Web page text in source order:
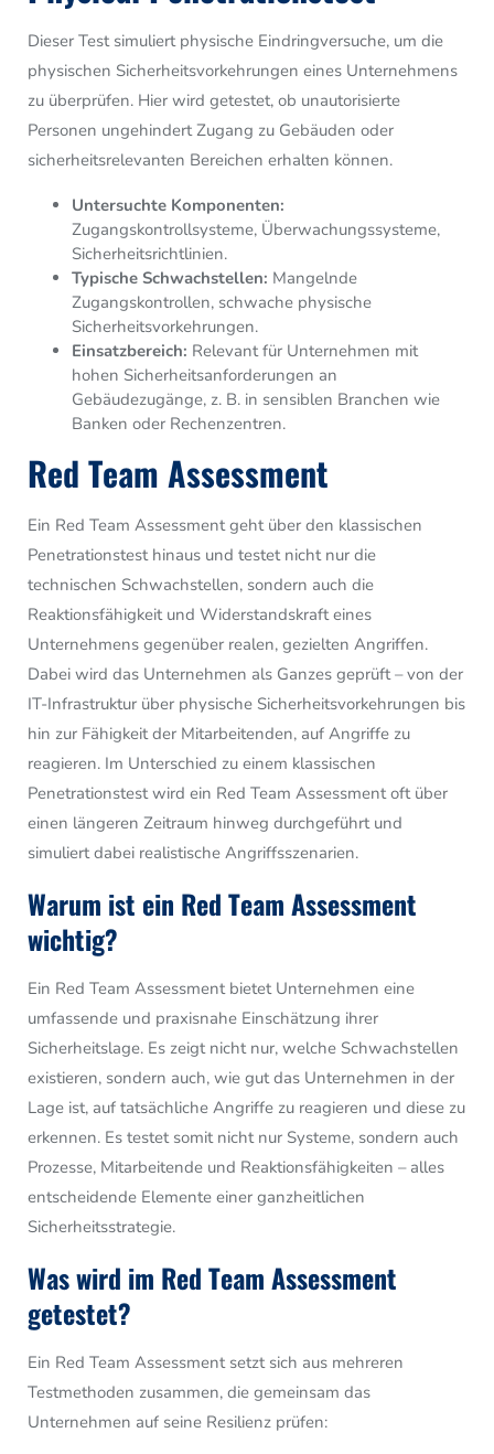
Dieser Test simuliert physische Eindringversuche, um die
physischen Sicherheitsvorkehrungen eines Unternehmens
zu überprüfen. Hier wird getestet, ob unautorisierte
Personen ungehindert Zugang zu Gebäuden oder
sicherheitsrelevanten Bereichen erhalten können.
Untersuchte Komponenten:
Zugangskontrollsysteme, Überwachungssysteme,
Sicherheitsrichtlinien.
Typische Schwachstellen: Mangelnde
Zugangskontrollen, schwache physische
Sicherheitsvorkehrungen.
Einsatzbereich: Relevant für Unternehmen mit
hohen Sicherheitsanforderungen an
Gebäudezugänge, z. B. in sensiblen Branchen wie
Banken oder Rechenzentren.
Red Team Assessment
Ein Red Team Assessment geht über den klassischen
Penetrationstest hinaus und testet nicht nur die
technischen Schwachstellen, sondern auch die
Reaktionsfähigkeit und Widerstandskraft eines
Unternehmens gegenüber realen, gezielten Angriffen.
Dabei wird das Unternehmen als Ganzes geprüft – von der
IT-Infrastruktur über physische Sicherheitsvorkehrungen bis
hin zur Fähigkeit der Mitarbeitenden, auf Angriffe zu
reagieren. Im Unterschied zu einem klassischen
Penetrationstest wird ein Red Team Assessment oft über
einen längeren Zeitraum hinweg durchgeführt und
simuliert dabei realistische Angriffsszenarien.
Warum ist ein Red Team Assessment
wichtig?
Ein Red Team Assessment bietet Unternehmen eine
umfassende und praxisnahe Einschätzung ihrer
Sicherheitslage. Es zeigt nicht nur, welche Schwachstellen
existieren, sondern auch, wie gut das Unternehmen in der
Lage ist, auf tatsächliche Angriffe zu reagieren und diese zu
erkennen. Es testet somit nicht nur Systeme, sondern auch
Prozesse, Mitarbeitende und Reaktionsfähigkeiten – alles
entscheidende Elemente einer ganzheitlichen
Sicherheitsstrategie.
Was wird im Red Team Assessment
getestet?
Ein Red Team Assessment setzt sich aus mehreren
Testmethoden zusammen, die gemeinsam das
Unternehmen auf seine Resilienz prüfen: